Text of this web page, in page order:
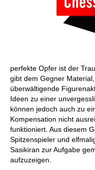
perfekte Opfer ist der
gibt dem Gegner
überwältigende
Ideen zu einer
können jedoch auch zu
Kompensation nicht
funktioniert. Aus diesem
Spitzenspieler und
Sasikiran zur Aufgabe
aufzuzeigen.